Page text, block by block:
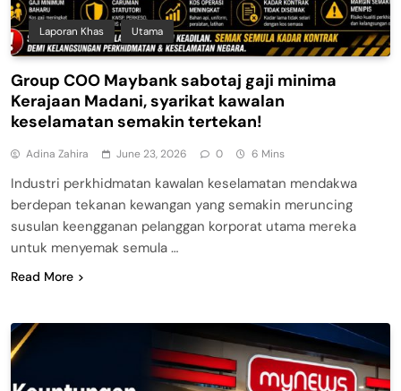
Laporan Khas Utama
Group COO Maybank sabotaj gaji minima
Kerajaan Madani, syarikat kawalan
keselamatan semakin tertekan!
Adina Zahira June 23, 2026 0 6 Mins
Industri perkhidmatan kawalan keselamatan mendakwa
berdepan tekanan kewangan yang semakin meruncing
susulan keengganan pelanggan korporat utama mereka
untuk menyemak semula …
Read More